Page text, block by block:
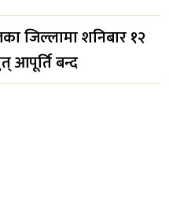
जिल्लामा शनिबार १२
आपूर्ति बन्द